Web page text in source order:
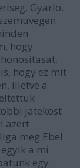
Gyarlo.
hogy
hogy ez mit
illetve a
jatekost
azert
meg Ebel
a mi
egy